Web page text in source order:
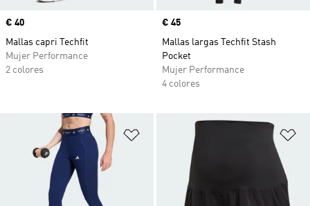
Precio
€ 40
Mallas capri Techfit
Mujer Performance
2 colores
Precio
€ 45
Mallas largas Techfit Stash
Pocket
Mujer Performance
4 colores